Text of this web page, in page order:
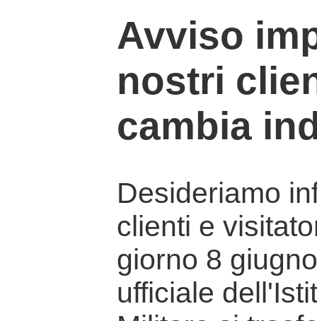
Avviso
nostri
cambia
Desideriamo
clienti e
giorno 8
ufficiale